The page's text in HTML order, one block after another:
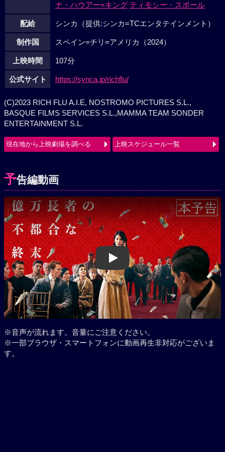
ナ・ハウアー=キング ティモシー・スポール
配給 シンカ（提供:シンカ=TCエンタテインメント）
制作国 スペイン=チリ=アメリカ（2024）
上映時間 107分
公式サイト https://synca.jp/richflu/
(C)2023 RICH FLU A.I.E, NOSTROMO PICTURES S.L.,
BASQUE FILMS SERVICES S.L.,MAMMA TEAM SONDER
ENTERTAINMENT S.L.
現在地から上映劇場を調べる 上映スケジュール一覧
予告編動画
Play
※音声が流れます。音量にご注意ください。
※一部ブラウザ・スマートフォンに動画再生非対応がございま
す。